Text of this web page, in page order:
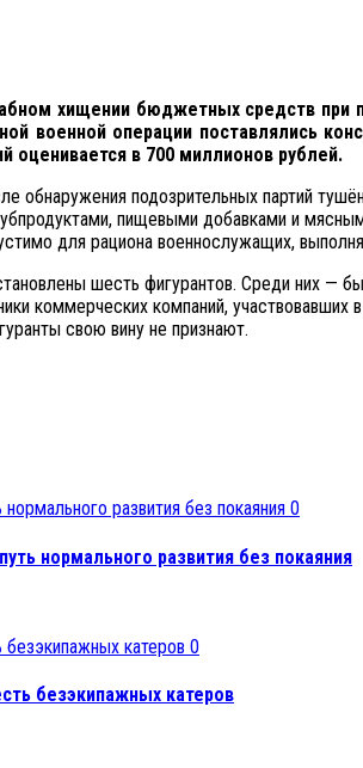
хищении бюджетных средств при
военной операции поставлялись
оценивается в 700 миллионов рублей.
обнаружения подозрительных партий
пищевыми добавками и
для рациона военнослужащих,
шесть фигурантов. Среди них —
коммерческих компаний,
свою вину не признают.
0
нормального развития без покаяния
0
безэкипажных катеров